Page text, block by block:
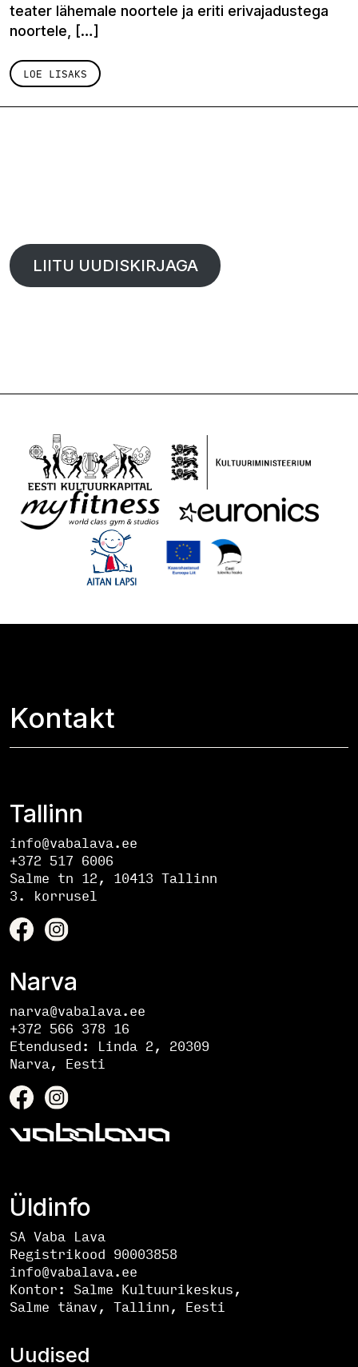
teater lähemale noortele ja eriti erivajadustega
noortele, […]
LOE LISAKS
LIITU UUDISKIRJAGA
Kontakt
Tallinn
info@vabalava.ee
+372 517 6006
Salme tn 12, 10413 Tallinn
3. korrusel
Narva
narva@vabalava.ee
+372 566 378 16
Etendused: Linda 2, 20309
Narva, Eesti
Üldinfo
SA Vaba Lava
Registrikood 90003858
info@vabalava.ee
Kontor: Salme Kultuurikeskus,
Salme tänav, Tallinn, Eesti
Uudised